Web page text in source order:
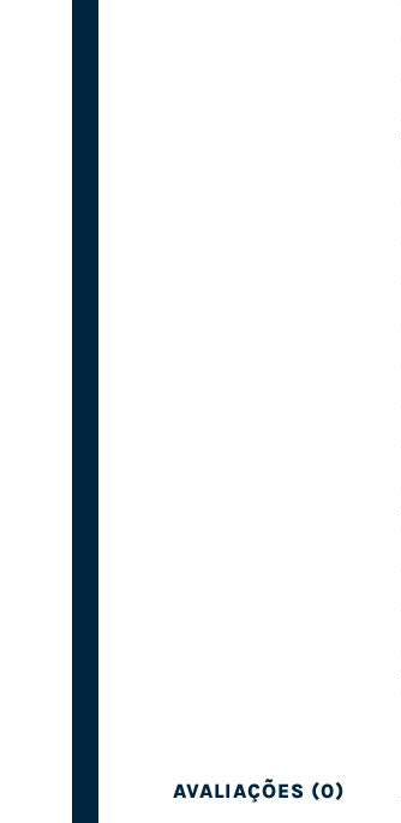
AVALIAÇÕES (0)